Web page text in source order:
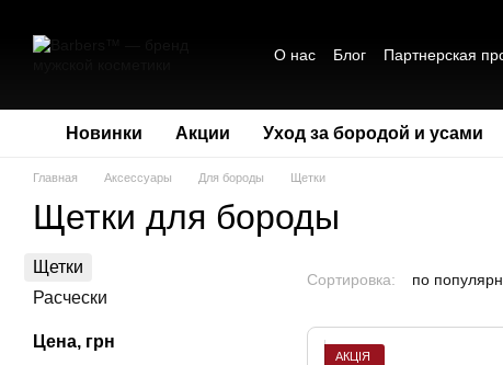
О нас Блог Партнерская
Новинки Акции Уход за бородой и усами
Главная Аксессуары Для бороды Щетки
Щетки для бороды
Сортировка: по
АКЦІЯ
Щетки
Расчески
Цена, грн